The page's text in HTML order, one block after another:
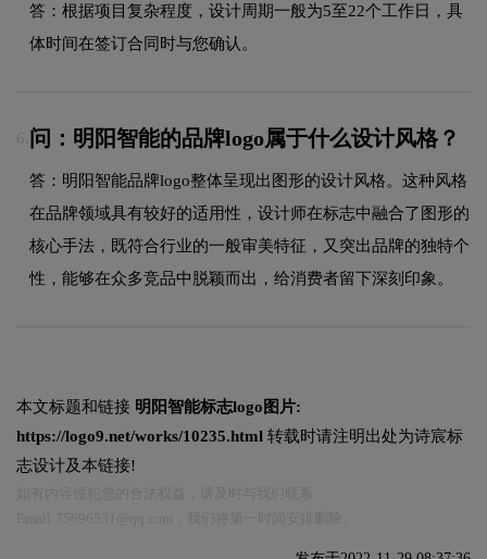
答：根据项目复杂程度，设计周期一般为5至22个工作日，具
体时间在签订合同时与您确认。
6. 问：明阳智能的品牌logo属于什么设计风格？
答：明阳智能品牌logo整体呈现出图形的设计风格。这种风格
在品牌领域具有较好的适用性，设计师在标志中融合了图形的
核心手法，既符合行业的一般审美特征，又突出品牌的独特个
性，能够在众多竞品中脱颖而出，给消费者留下深刻印象。
本文标题和链接 明阳智能标志logo图片:
https://logo9.net/works/10235.html 转载时请注明出处为诗宸标
志设计及本链接!